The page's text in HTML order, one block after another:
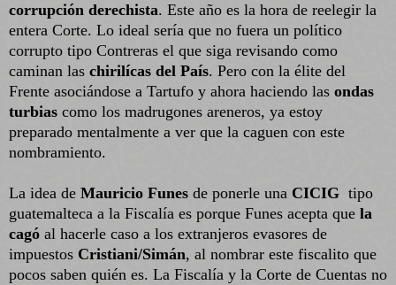
corrupción derechista. Este año es la hora de reelegir la
entera Corte. Lo ideal sería que no fuera un político
corrupto tipo Contreras el que siga revisando como
caminan las chirilícas del País. Pero con la élite del
Frente asociándose a Tartufo y ahora haciendo las ondas
turbias como los madrugones areneros, ya estoy
preparado mentalmente a ver que la caguen con este
nombramiento.
La idea de Mauricio Funes de ponerle una CICIG tipo
guatemalteca a la Fiscalía es porque Funes acepta que la
cagó al hacerle caso a los extranjeros evasores de
impuestos Cristiani/Simán, al nombrar este fiscalito que
pocos saben quién es. La Fiscalía y la Corte de Cuentas no